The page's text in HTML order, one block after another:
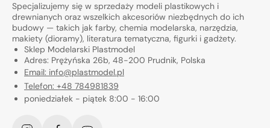
Specjalizujemy się w sprzedaży modeli plastikowych i
drewnianych oraz wszelkich akcesoriów niezbędnych do ich
budowy — takich jak farby, chemia modelarska, narzędzia,
makiety (dioramy), literatura tematyczna, figurki i gadżety.
Sklep Modelarski Plastmodel
Adres: Prężyńska 26b, 48-200 Prudnik, Polska
Email: info@plastmodel.pl
Telefon: +48 784981839
poniedziałek - piątek 8:00 - 16:00